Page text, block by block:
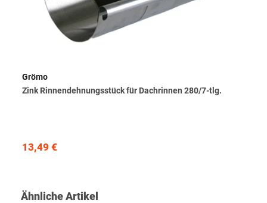
Grömo
Zink Rinnendehnungsstück für Dachrinnen 280/7-tlg.
13,49 €
Ähnliche Artikel